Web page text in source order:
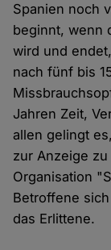
Spanien noch
beginnt, wenn
wird und
nach fünf bis
Jahren Zeit,
allen gelingt
zur Anzeige
Organisation
Betroffene
das Erlittene.